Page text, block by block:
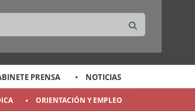
PRENSA NOTICIAS
ORIENTACIÓN Y EMPLEO